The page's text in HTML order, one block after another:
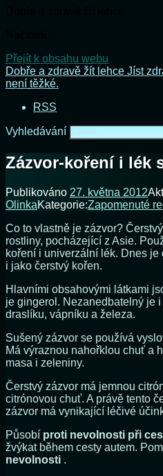
Přejít k obsahu webu
Dobře a zdravě žít lehce Jíst
není těžké.
RSS
Vyhledávání
Zázvor-koření i lék
Publikováno 27. května 2012
OlinkaKategorie:Zapomenuté
Co to ​​vlastně je zázvor?
rostliny, pocházející z Asie.
koření i univerzální lék. Dnes
i jako čerstvý kořen.
Hlavními obsahovými látkami
je gingerol. Nezanedbatelný je
draslíku, vápníku a železa.
Sušený zázvor se používá
Má výraznou nahořklou chuť a
masa i zeleniny.
Čerstvý zázvor má jemnou
citrónovou chuť. A právě tento
zázvor má vynikající léčivé
Působí proti nevolnosti při
žvýkat během cesty autem.
nevolnosti .